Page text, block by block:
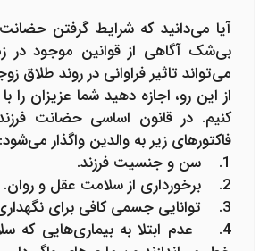
آیا می‌دانید که شرایط گرفتن
بی‌شک آگاهی از قوانین موجود در
می‌تواند تاثیر فراوانی در روند طلاق
از این رو، اجازه دهید شما عزیزان را
کنیم. در قانون اساسی حضانت
فاکتورهای زیر به والدین واگذار می‌شود:
1. سن و جنسیت فرزند.
2. برخورداری از سلامت عقل و روان.
3. توانایی جسمی کافی برای نگهداری از فرزند.
4. عدم ابتلا به بیماری‌هایی که